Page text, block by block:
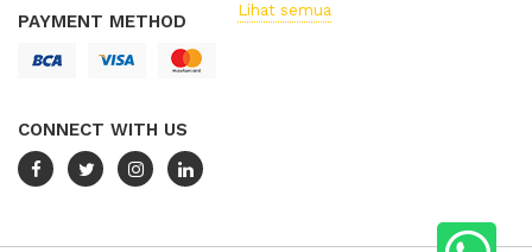
PAYMENT METHOD
CONNECT WITH US
Lihat semua